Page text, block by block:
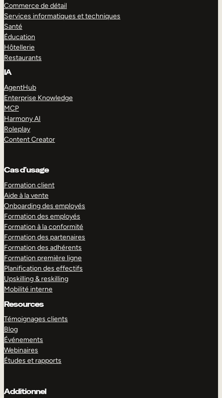
Commerce de détail
Services informatiques et techniques
Santé
Éducation
Hôtellerie
Restaurants
IA
AgentHub
Enterprise Knowledge
MCP
Harmony AI
Roleplay
Content Creator
Cas d’usage
Formation client
Aide à la vente
Onboarding des employés
Formation des employés
Formation à la conformité
Formation des partenaires
Formation des adhérents
Formation première ligne
Planification des effectifs
Upskilling & reskilling
Mobilité interne
Resources
Témoignages clients
Blog
Événements
Webinaires
Études et rapports
Additionnel